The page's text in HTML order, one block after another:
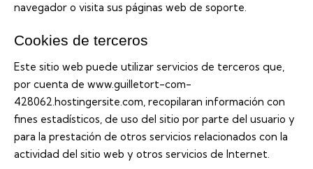
navegador o visita sus páginas web de soporte.
Cookies de terceros
Este sitio web puede utilizar servicios de terceros que,
por cuenta de www.guilletort-com-
428062.hostingersite.com, recopilaran información con
fines estadísticos, de uso del sitio por parte del usuario y
para la prestación de otros servicios relacionados con la
actividad del sitio web y otros servicios de Internet.